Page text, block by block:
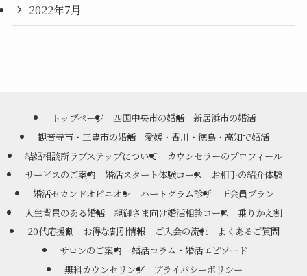
2022年7月
トップページ 四国中央市の婚活
新居浜市の婚活
観音寺市・三豊市の婚活
愛媛・香川・徳島・高知で婚活
結婚相談所ラブステップについて
カウンセラーのプロフィール
サービスのご案内
婚活スタート体験コース
お相手の紹介体験
婚活セカンドオピニオン
ハートグラム診断
正会員プラン
人生背景のある婚活
親御さま向け婚活相談コース
乗りかえ割
20代応援割
お得な割引情報 ご入会の流れ
よくあるご質問
サロンのご案内
婚活コラム・婚活エピソード
無料カウンセリング
プライバシーポリシー